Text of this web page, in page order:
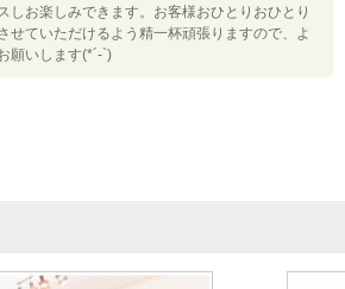
しお楽しみできます。お客様おひとりおひとり
せていただけるよう精一杯頑張りますので、よ
願いします(*´-`)